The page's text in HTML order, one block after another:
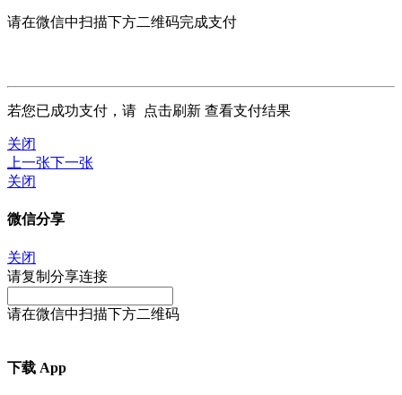
请在微信中扫描下方二维码完成支付
若您已成功支付，请 点击刷新 查看支付结果
关闭
上一张下一张
关闭
微信分享
关闭
请复制分享连接
请在微信中扫描下方二维码
下载 App